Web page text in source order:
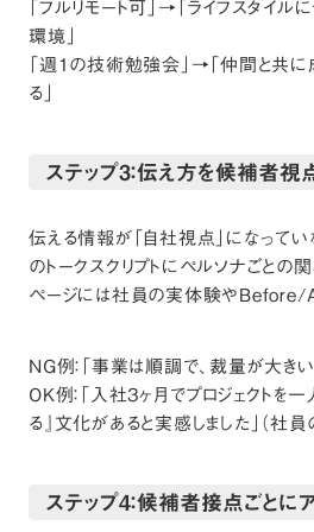
「フルリモート可」→「ライフスタイ
環境」
「週1の技術勉強会」→「仲間と共
る」
ステップ3：伝え方を候補者
伝える情報が「自社視点」になって
のトークスクリプトにペルソナごとの
ページには社員の実体験やBefore/
NG例：「事業は順調で、裁量が大きい
OK例：「入社3ヶ月でプロジェクトを
る』文化があると実感しました」（社員
ステップ4：候補者接点ごとに